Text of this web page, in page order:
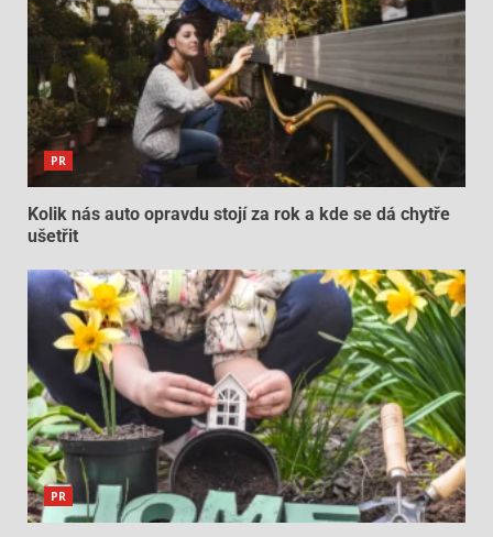
PR
Kolik nás auto opravdu stojí za rok a kde se dá chytře
ušetřit
PR